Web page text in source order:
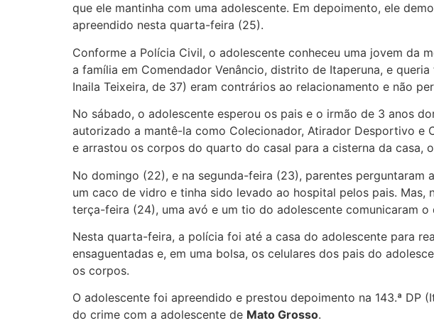
que ele mantinha com uma adolescente. Em depoimento, ele
apreendido nesta quarta-feira (25).
Conforme a Polícia Civil, o adolescente conheceu uma jovem da
a família em Comendador Venâncio, distrito de Itaperuna, e
Inaila Teixeira, de 37) eram contrários ao relacionamento e não
No sábado, o adolescente esperou os pais e o irmão de 3 anos
autorizado a mantê-la como Colecionador, Atirador Desportivo e
e arrastou os corpos do quarto do casal para a cisterna da casa,
No domingo (22), e na segunda-feira (23), parentes
um caco de vidro e tinha sido levado ao hospital pelos pais.
terça-feira (24), uma avó e um tio do adolescente comunicaram o
Nesta quarta-feira, a polícia foi até a casa do adolescente para
ensaguentadas e, em uma bolsa, os celulares dos pais do
os corpos.
O adolescente foi apreendido e prestou depoimento na 143.ª
do crime com a adolescente de Mato Grosso.